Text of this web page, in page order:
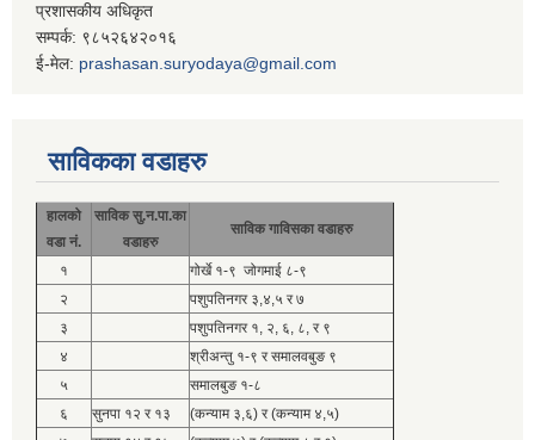
प्रशासकीय अधिकृत
सम्पर्क: ९८५२६४२०१६
ई-मेल: prashasan.suryodaya@gmail.com
साविकका वडाहरु
हालको
वडा नं.
साविक सु.न.पा.का
वडाहरु
साविक गाविसका वडाहरु
१
गोर्खे १-९ जोगमाई ८-९
२
पशुपतिनगर ३,४,५ र ७
३
पशुपतिनगर १, २, ६, ८, र ९
४
श्रीअन्तु १-९ र समालवबुङ ९
५
समालबुङ १-८
६
सुनपा १२ र १३
(कन्याम ३,६) र (कन्याम ४,५)